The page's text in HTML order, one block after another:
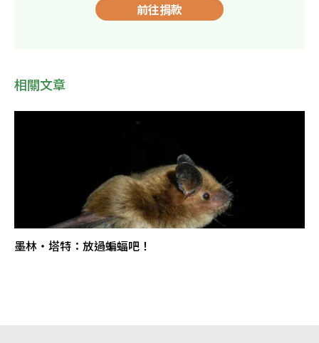
前往捐款
相關文章
墨林‧塔特：放過蝙蝠吧！